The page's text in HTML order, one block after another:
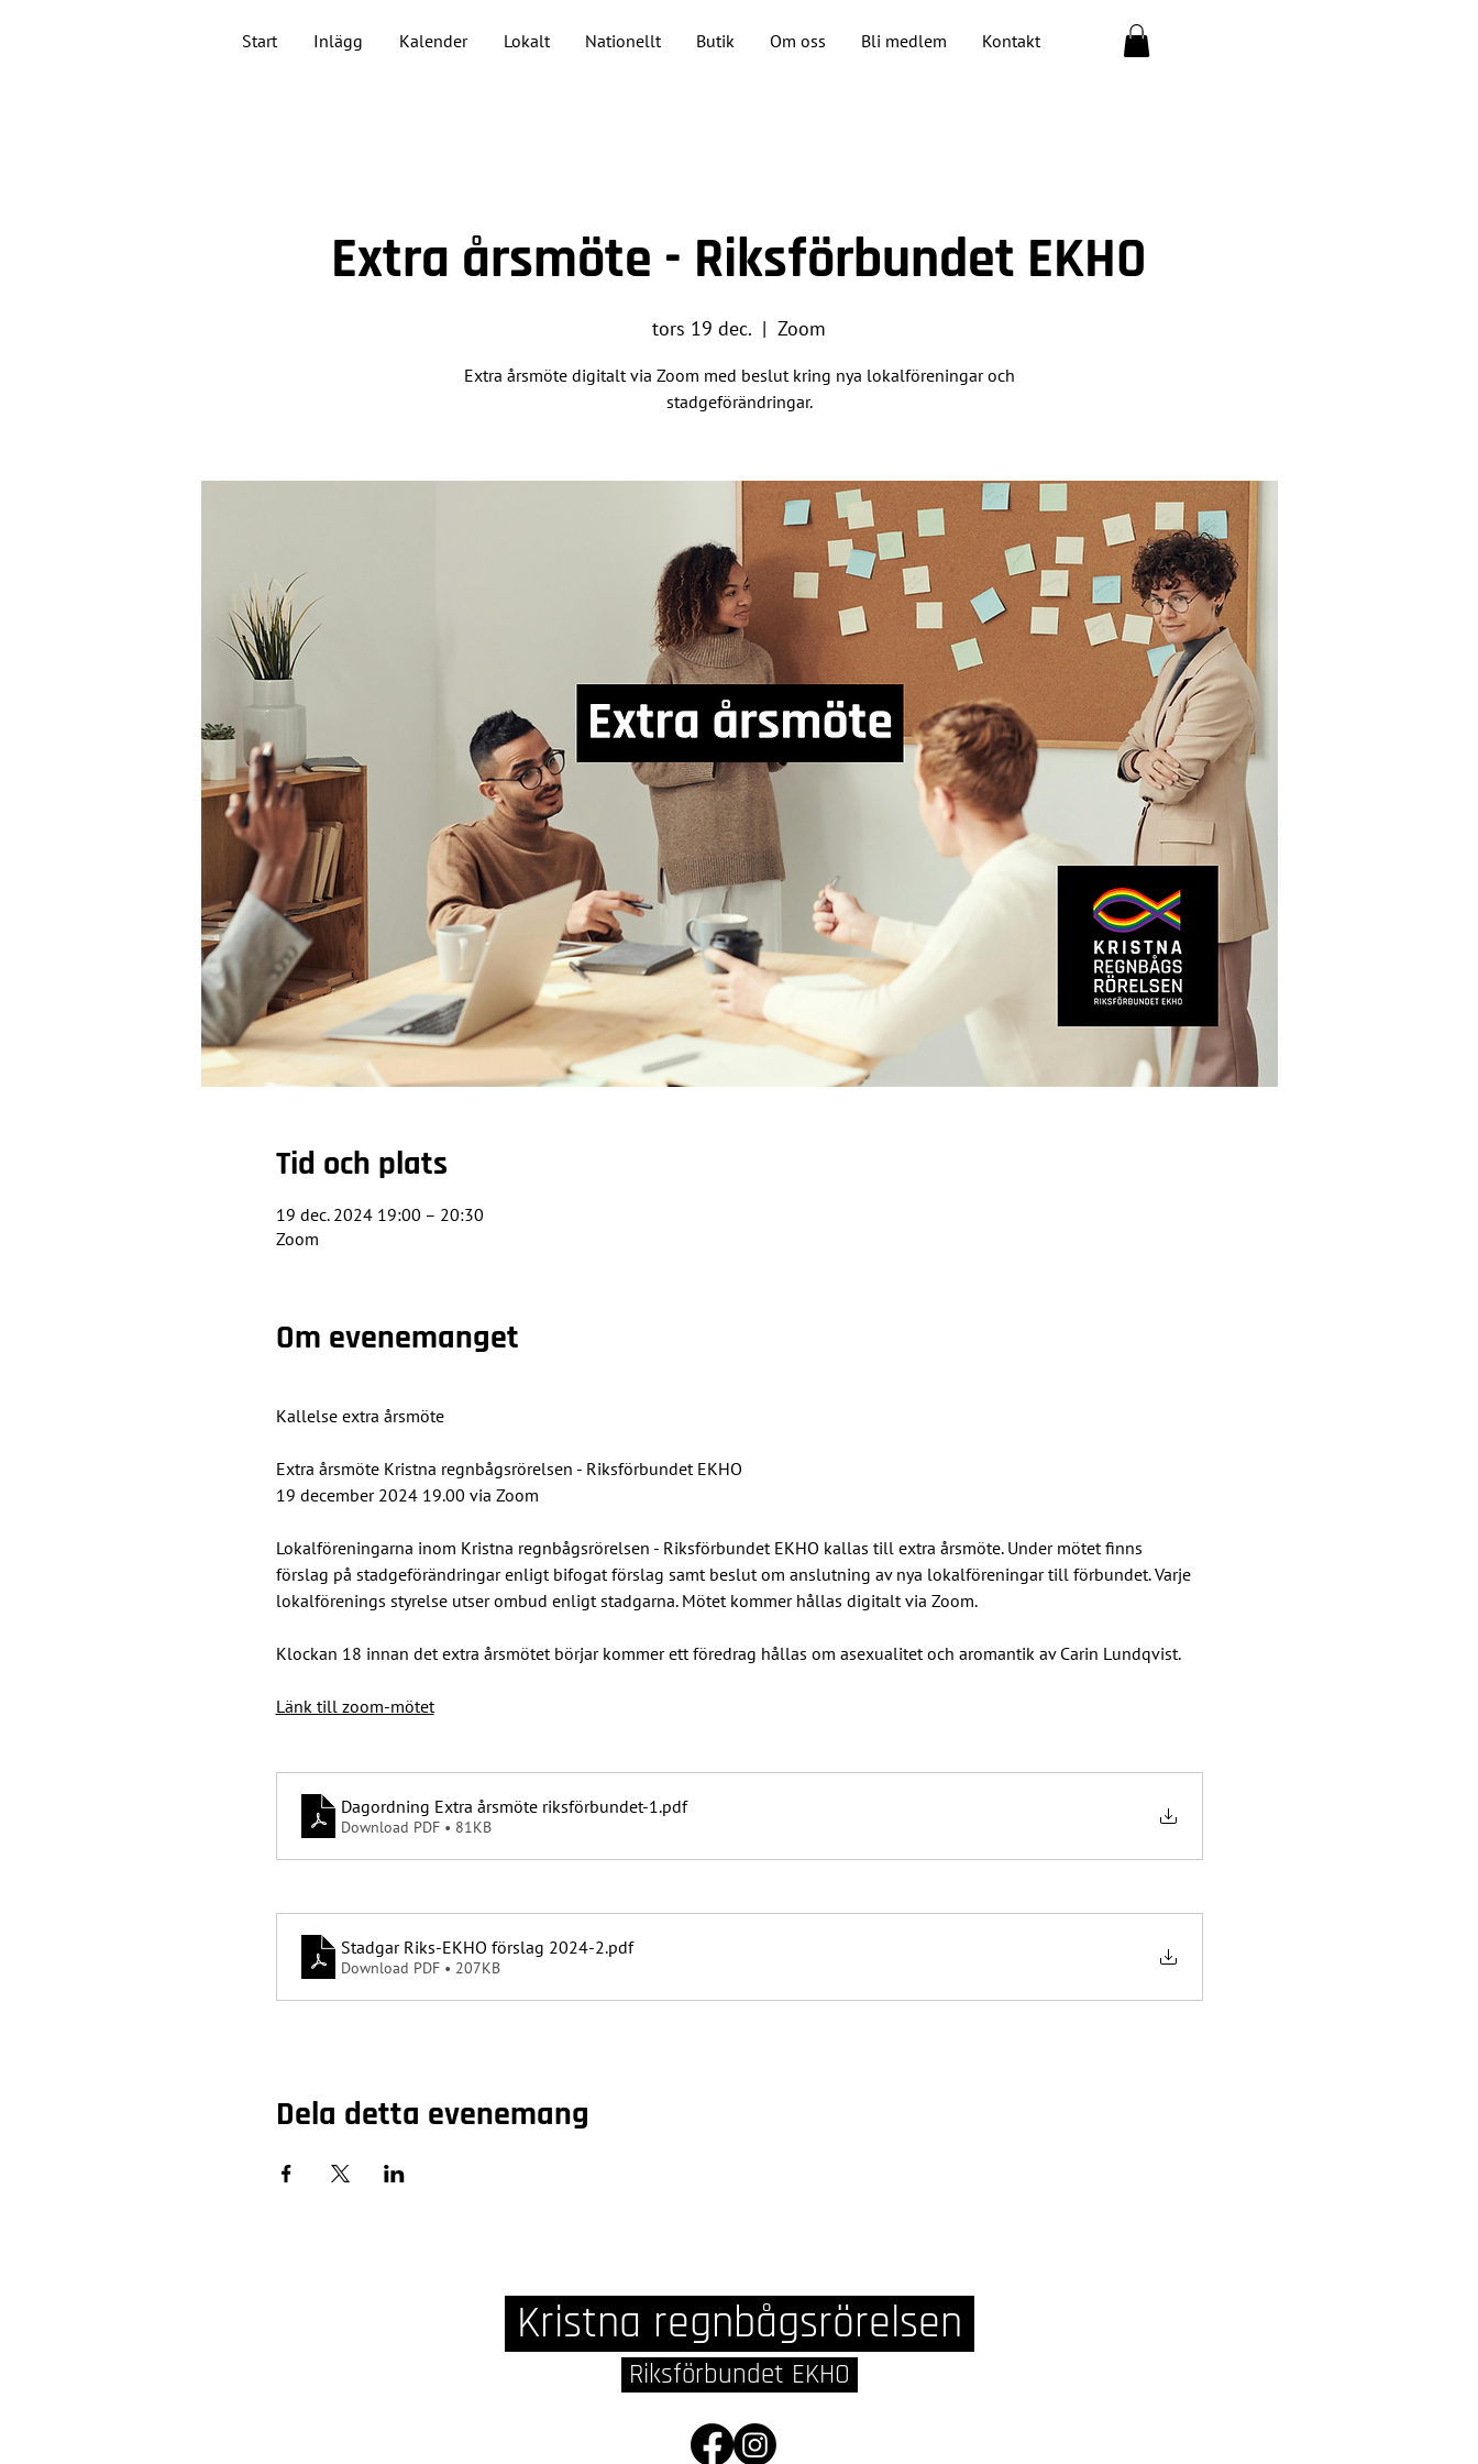
Start Inlägg Kalender Lokalt Nationellt Butik Om oss Bli medlem Kontakt
Extra årsmöte - Riksförbundet EKHO
tors 19 dec.
  |
Zoom
Extra årsmöte digitalt via Zoom med beslut kring nya lokalföreningar och
stadgeförändringar.
Tid och plats
19 dec. 2024 19:00 – 20:30
Zoom
Om evenemanget
Kallelse extra årsmöte
Extra årsmöte Kristna regnbågsrörelsen - Riksförbundet EKHO
19 december 2024 19.00 via Zoom
Lokalföreningarna inom Kristna regnbågsrörelsen - Riksförbundet EKHO kallas till extra årsmöte. Under mötet finns
förslag på stadgeförändringar enligt bifogat förslag samt beslut om anslutning av nya lokalföreningar till förbundet. Varje
lokalförenings styrelse utser ombud enligt stadgarna. Mötet kommer hållas digitalt via Zoom.
Klockan 18 innan det extra årsmötet börjar kommer ett föredrag hållas om asexualitet och aromantik av Carin Lundqvist.
Länk till zoom-mötet
Dagordning Extra årsmöte riksförbundet-1 .pdf
Download PDF • 81KB
Stadgar Riks-EKHO förslag 2024-2.pdf
Download PDF • 207KB
Dela detta evenemang
Kristna regnbågsrörelsen
Riksförbundet EKHO